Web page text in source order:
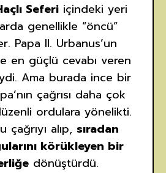
Seferiiçindeki yeri
genellikle “öncü”
Papa II. Urbanus’un
en güçlü cevabı veren
Ama burada ince bir
çağrısı daha çok
ordulara yönelikti.
çağrıyı alıp, sıradan
körükleyen bir
dönüştürdü.